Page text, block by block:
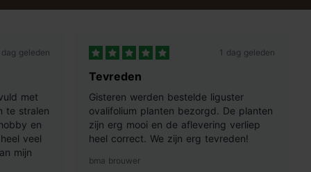
dag geleden
met
te stralen
en
veel
mijn
1 dag geleden
Tevreden
Gisteren werden bestelde liguster
ovalifolium planten bezorgd. De planten
zijn erg mooi en de aflevering verliep
heel correct. We zijn erg tevreden!
bma brouwer